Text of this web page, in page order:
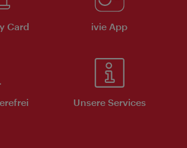
Card ivie App
Unsere Services